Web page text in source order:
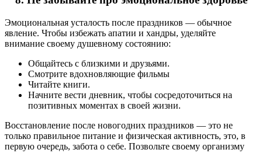
Эмоциональная усталость после праздников — обычное
явление. Чтобы избежать апатии и хандры, уделяйте
внимание своему душевному состоянию:
Общайтесь с близкими и друзьями.
Смотрите вдохновляющие фильмы
Читайте книги.
Начните вести дневник, чтобы сосредоточиться на
позитивных моментах в своей жизни.
Восстановление после новогодних праздников — это не
только правильное питание и физическая активность, это, в
первую очередь, забота о себе. Позвольте своему организму